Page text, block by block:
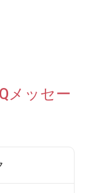
メッセー